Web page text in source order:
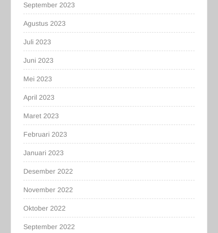
September 2023
Agustus 2023
Juli 2023
Juni 2023
Mei 2023
April 2023
Maret 2023
Februari 2023
Januari 2023
Desember 2022
November 2022
Oktober 2022
September 2022